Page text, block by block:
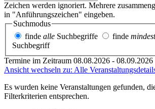
Zeichen werden ignoriert. Mehrere
in "Anführungszeichen" eingeben.
Suchmodus
finde alle Suchbegriffe finde
Suchbegriff
Termine im Zeitraum 08.08.2026 - 08.09.2026
Ansicht wechseln zu: Alle
Es wurden keine Veranstaltungen gefunden,
Filterkriterien entsprechen.